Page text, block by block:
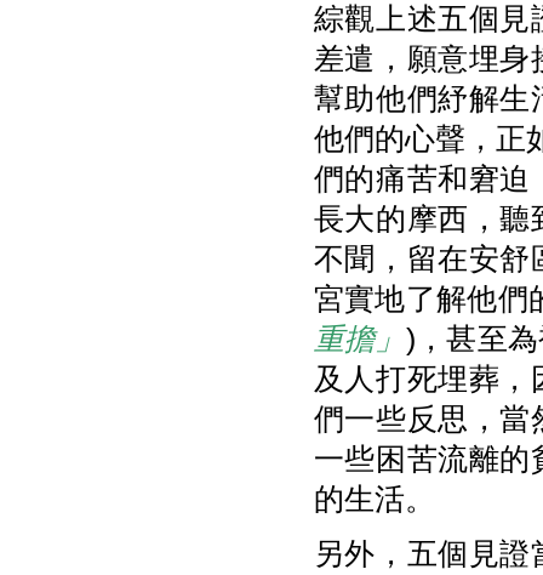
綜觀上述五個見
差遣，願意埋身
幫助他們紓解生
他們的心聲，正
們的痛苦和窘迫
長大的摩西，聽
不聞，留在安舒
宮實地了解他們
重擔」 )，甚至
及人打死埋葬
們一些反思，當
一些困苦流離的
的生活。
另外，五個見